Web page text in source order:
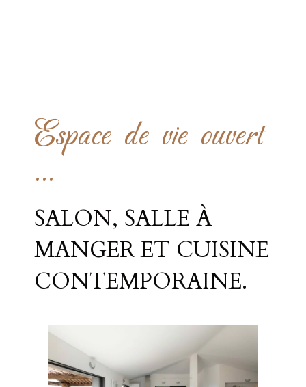
Espace de vie ouvert
...
SALON, SALLE À
MANGER ET CUISINE
CONTEMPORAINE.